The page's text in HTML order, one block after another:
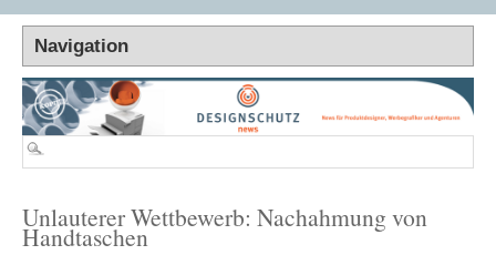
Unlauterer Wettbewerb: Nachahmung von
Handtaschen